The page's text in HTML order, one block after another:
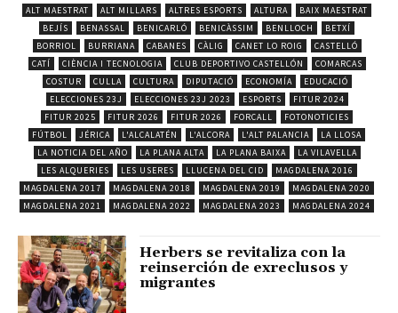
ALT MAESTRAT
ALT MILLARS ALTRES ESPORTS ALTURA
BAIX MAESTRAT
BEJÍS
BENASSAL BENICARLÓ BENICÀSSIM BENLLOCH
BETXÍ
BORRIOL
BURRIANA CABANES CÀLIG CANET LO ROIG
CASTELLÓ
CATÍ
CIÈNCIA I TECNOLOGIA CLUB DEPORTIVO CASTELLÓN
COMARCAS
COSTUR
CULLA CULTURA DIPUTACIÓ ECONOMÍA
EDUCACIÓ
ELECCIONES 23J
ELECCIONES 23J 2023 ESPORTS
FITUR 2024
FITUR 2025
FITUR 2026 FITUR 2026 FORCALL
FOTONOTICIES
FÚTBOL
JÉRICA L'ALCALATÉN L'ALCORA L'ALT PALANCIA
LA LLOSA
LA NOTICIA DEL AÑO
LA PLANA ALTA LA PLANA BAIXA
LA VILAVELLA
LES ALQUERIES
LES USERES LLUCENA DEL CID
MAGDALENA 2016
MAGDALENA 2017
MAGDALENA 2018 MAGDALENA 2019
MAGDALENA 2020
MAGDALENA 2021
MAGDALENA 2022 MAGDALENA 2023 MAGDALENA 2024
Herbers se revitaliza con la
reinserción de exreclusos y
migrantes